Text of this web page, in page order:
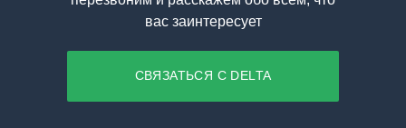
вас заинтересует
СВЯЗАТЬСЯ С DELTA